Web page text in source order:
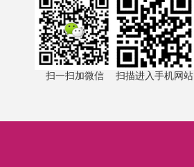
扫一扫加微信 扫描进入手机网站